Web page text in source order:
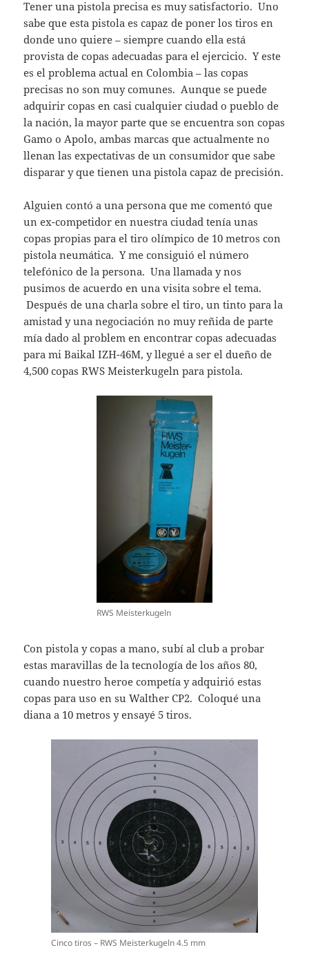
Tener una pistola precisa es muy satisfactorio. Uno
sabe que esta pistola es capaz de poner los tiros en
donde uno quiere – siempre cuando ella está
provista de copas adecuadas para el ejercicio. Y este
es el problema actual en Colombia – las copas
precisas no son muy comunes. Aunque se puede
adquirir copas en casi cualquier ciudad o pueblo de
la nación, la mayor parte que se encuentra son copas
Gamo o Apolo, ambas marcas que actualmente no
llenan las expectativas de un consumidor que sabe
disparar y que tienen una pistola capaz de precisión.
Alguien contó a una persona que me comentó que
un ex-competidor en nuestra ciudad tenía unas
copas propias para el tiro olímpico de 10 metros con
pistola neumática. Y me consiguió el número
telefónico de la persona. Una llamada y nos
pusimos de acuerdo en una visita sobre el tema.
Después de una charla sobre el tiro, un tinto para la
amistad y una negociación no muy reñida de parte
mía dado al problem en encontrar copas adecuadas
para mi Baikal IZH-46M, y llegué a ser el dueño de
4,500 copas RWS Meisterkugeln para pistola.
RWS Meisterkugeln
Con pistola y copas a mano, subí al club a probar
estas maravillas de la tecnología de los años 80,
cuando nuestro heroe competía y adquirió estas
copas para uso en su Walther CP2. Coloqué una
diana a 10 metros y ensayé 5 tiros.
Cinco tiros – RWS Meisterkugeln 4.5 mm